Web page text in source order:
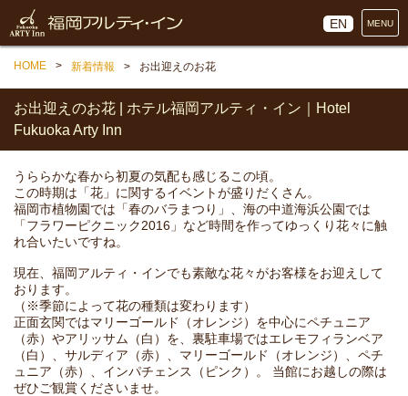
EN MENU
HOME 新着情報 お出迎えのお花
お出迎えのお花 | ホテル福岡アルティ・イン｜Hotel
Fukuoka Arty Inn
うららかな春から初夏の気配も感じるこの頃。
この時期は「花」に関するイベントが盛りだくさん。
福岡市植物園では「春のバラまつり」、海の中道海浜公園では
「フラワーピクニック2016」など時間を作ってゆっくり花々に触
れ合いたいですね。
現在、福岡アルティ・インでも素敵な花々がお客様をお迎えして
おります。
（※季節によって花の種類は変わります）
正面玄関ではマリーゴールド（オレンジ）を中心にペチュニア
（赤）やアリッサム（白）を、裏駐車場ではエレモフィランベア
（白）、サルディア（赤）、マリーゴールド（オレンジ）、ペチ
ュニア（赤）、インパチェンス（ピンク）。 当館にお越しの際は
ぜひご観賞くださいませ。